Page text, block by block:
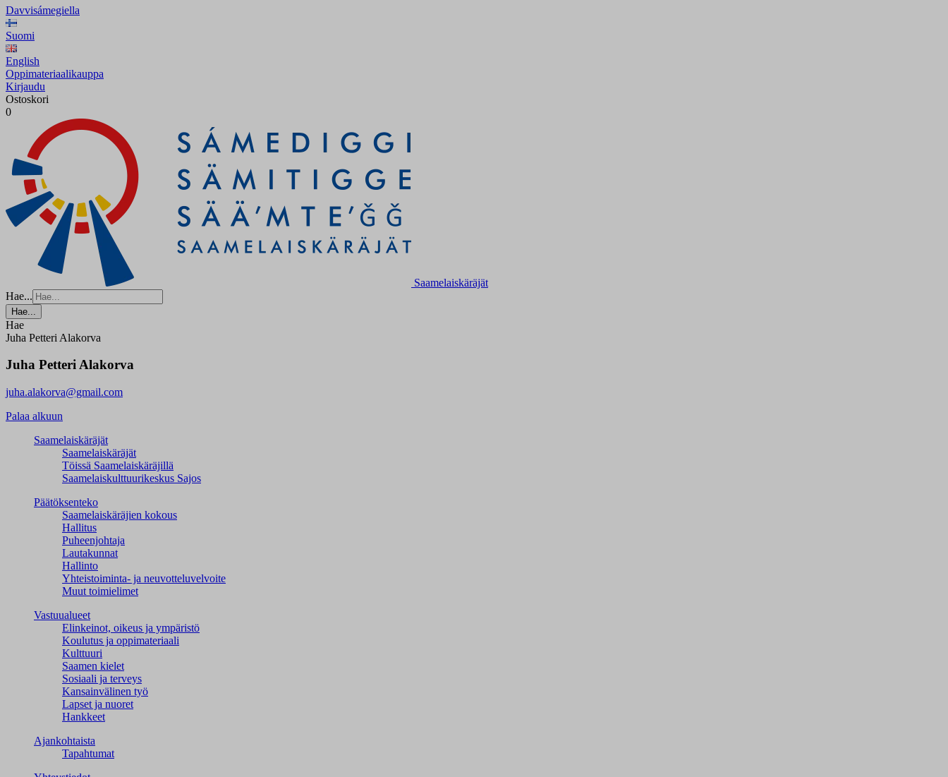
Davvisámegiella
Suomi
English
Oppimateriaalikauppa
Kirjaudu
Ostoskori
0
Saamelaiskäräjät
Hae...
Hae...
Hae
Juha Petteri Alakorva
Juha Petteri Alakorva
juha.alakorva@gmail.com
Palaa alkuun
Saamelaiskäräjät
Saamelaiskäräjät
Töissä Saamelaiskäräjillä
Saamelaiskulttuuri­keskus Sajos
Päätöksenteko
Saamelaiskäräjien kokous
Hallitus
Puheenjohtaja
Lautakunnat
Hallinto
Yhteistoiminta- ja neuvotteluvelvoite
Muut toimielimet
Vastuualueet
Elinkeinot, oikeus ja ympäristö
Koulutus ja oppimateriaali
Kulttuuri
Saamen kielet
Sosiaali ja terveys
Kansainvälinen työ
Lapset ja nuoret
Hankkeet
Ajankohtaista
Tapahtumat